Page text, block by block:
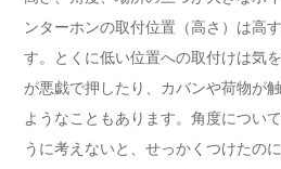
ンターホンの取付位置（高さ）は高
す。とくに低い位置への取付けは気
が悪戯で押したり、カバンや荷物が
ようなこともあります。角度につい
うに考えないと、せっかくつけたの